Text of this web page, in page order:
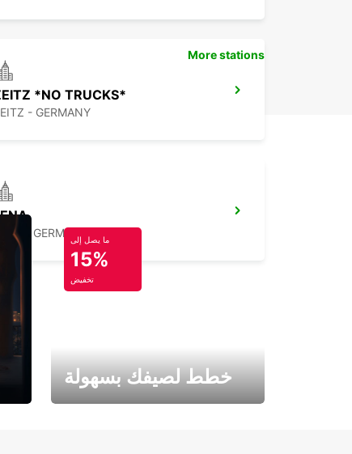
*NO TRUCKS*
- GERMANY
JENA - GERMANY
More stations
ما يصل إلى
15%
تخفيض
خطط لصيفك بسهولة